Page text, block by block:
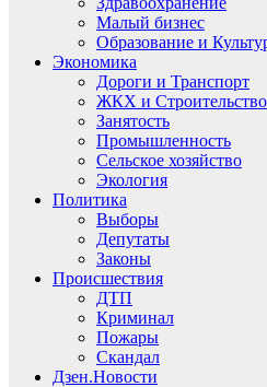
Малый бизнес
Образование и
Экономика
Дороги и Транспорт
ЖКХ и Строительство
Занятость
Промышленность
Сельское хозяйство
Экология
Политика
Выборы
Депутаты
Законы
Происшествия
ДТП
Криминал
Пожары
Скандал
Дзен.Новости